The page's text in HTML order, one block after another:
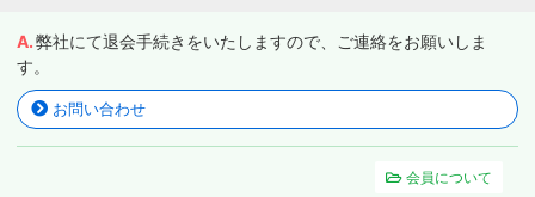
弊社にて退会手続きをいたしますので、ご連絡をお願いしま
す。
お問い合わせ
会員について